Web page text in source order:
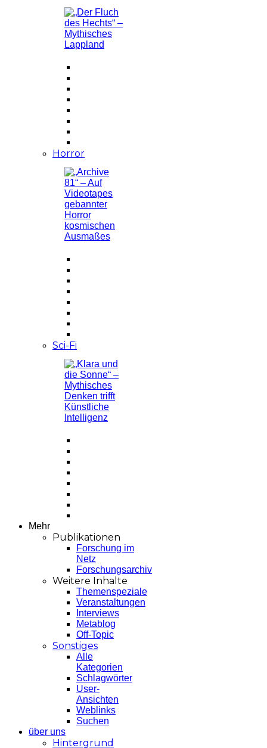
Horror
Sci-Fi
Mehr
Publikationen
Forschung im
Netz
Forschungsarchiv
Weitere Inhalte
Themenspeziale
Veranstaltungen
Interviews
Metablog
Off-Topic
Sonstiges
Alle
Kategorien
Schlagwörter
User-
Ansichten
Weblinks
Suchen
über uns
Hintergrund